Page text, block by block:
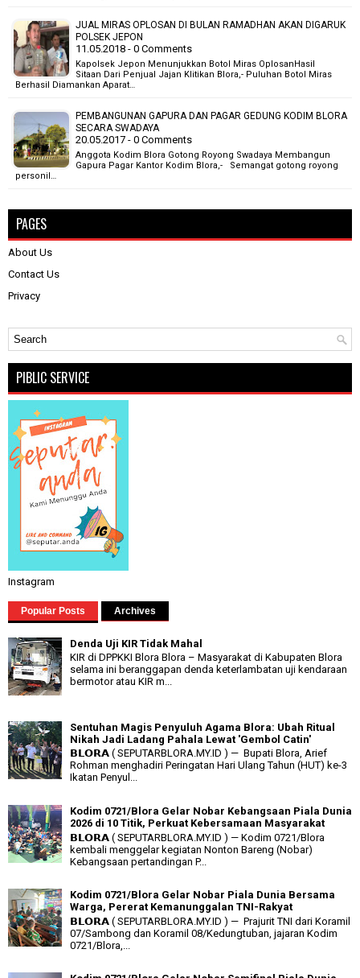
JUAL MIRAS OPLOSAN DI BULAN RAMADHAN AKAN DIGARUK
POLSEK JEPON
11.05.2018 - 0 Comments
Kapolsek Jepon Menunjukkan Botol Miras OplosanHasil
Sitaan Dari Penjual Jajan Klitikan Blora,- Puluhan Botol Miras
Berhasil Diamankan Aparat…
PEMBANGUNAN GAPURA DAN PAGAR GEDUNG KODIM BLORA
SECARA SWADAYA
20.05.2017 - 0 Comments
Anggota Kodim Blora Gotong Royong Swadaya Membangun
Gapura Pagar Kantor Kodim Blora,- Semangat gotong royong
personil…
PAGES
About Us
Contact Us
Privacy
PIBLIC SERVICE
Instagram
Popular Posts Archives
Denda Uji KIR Tidak Mahal
KIR di DPPKKI Blora Blora – Masyarakat di Kabupaten Blora
selama ini beranggapan denda keterlambatan uji kendaraan
bermotor atau KIR m...
Sentuhan Magis Penyuluh Agama Blora: Ubah Ritual
Nikah Jadi Ladang Pahala Lewat 'Gembol Catin'
𝗕𝗟𝗢𝗥𝗔 ( SEPUTARBLORA.MY.ID ) — Bupati Blora, Arief
Rohman menghadiri Peringatan Hari Ulang Tahun (HUT) ke-3
Ikatan Penyul...
Kodim 0721/Blora Gelar Nobar Kebangsaan Piala Dunia
2026 di 10 Titik, Perkuat Kebersamaan Masyarakat
𝗕𝗟𝗢𝗥𝗔 ( SEPUTARBLORA.MY.ID ) — Kodim 0721/Blora
kembali menggelar kegiatan Nonton Bareng (Nobar)
Kebangsaan pertandingan P...
Kodim 0721/Blora Gelar Nobar Piala Dunia Bersama
Warga, Pererat Kemanunggalan TNI-Rakyat
𝗕𝗟𝗢𝗥𝗔 ( SEPUTARBLORA.MY.ID ) — Prajurit TNI dari Koramil
07/Sambong dan Koramil 08/Kedungtuban, jajaran Kodim
0721/Blora,...